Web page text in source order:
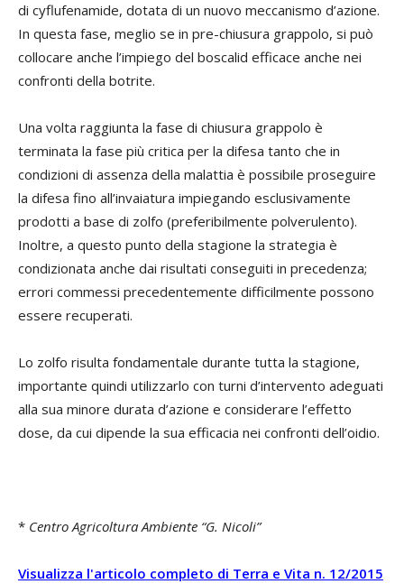
di cyflufenamide, dotata di un nuovo meccanismo d’azione.
In questa fase, meglio se in pre-chiusura grappolo, si può
collocare anche l’impiego del boscalid efficace anche nei
confronti della botrite.
Una volta raggiunta la fase di chiusura grappolo è
terminata la fase più critica per la difesa tanto che in
condizioni di assenza della malattia è possibile proseguire
la difesa fino all’invaiatura impiegando esclusivamente
prodotti a base di zolfo (preferibilmente polverulento).
Inoltre, a questo punto della stagione la strategia è
condizionata anche dai risultati conseguiti in precedenza;
errori commessi precedentemente difficilmente possono
essere recuperati.
Lo zolfo risulta fondamentale durante tutta la stagione,
importante quindi utilizzarlo con turni d’intervento adeguati
alla sua minore durata d’azione e considerare l’effetto
dose, da cui dipende la sua efficacia nei confronti dell’oidio.
* Centro Agricoltura Ambiente “G. Nicoli”
Visualizza l'articolo completo di Terra e Vita n. 12/2015